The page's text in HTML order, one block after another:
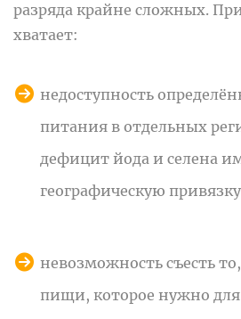
разряда крайне сложных.
хватает:
недоступность
питания в отдельных
дефицит йода и селена
географическую
невозможность съесть
пищи, которое нужно